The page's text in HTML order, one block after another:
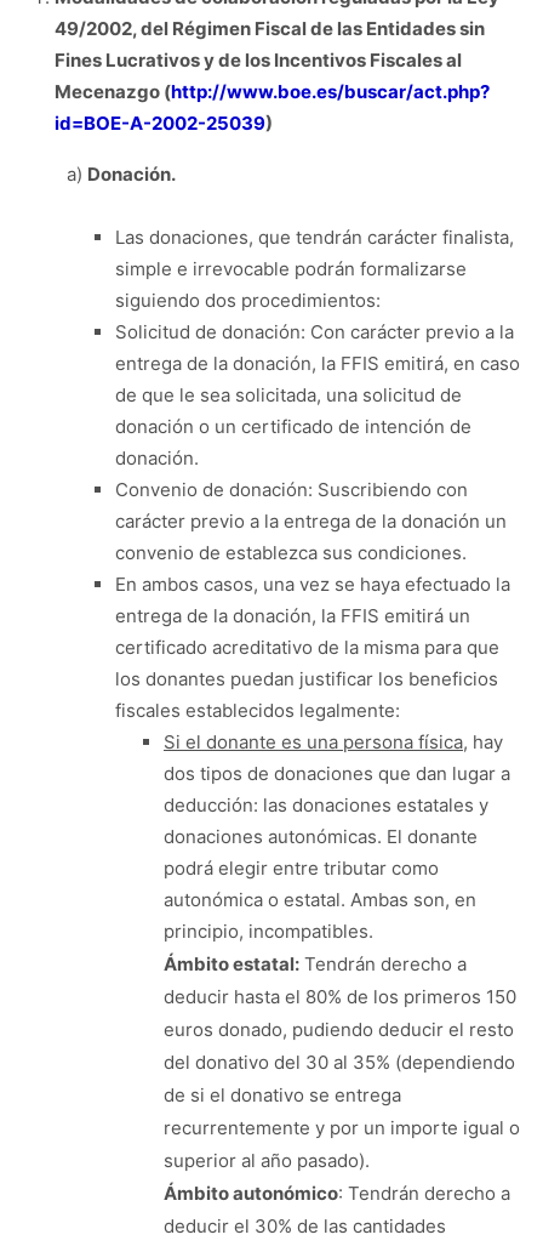
49/2002, del Régimen Fiscal de las Entidades sin
Fines Lucrativos y de los Incentivos Fiscales al
Mecenazgo (http://www.boe.es/buscar/act.php?
id=BOE-A-2002-25039)
a) Donación.
Las donaciones, que tendrán carácter finalista,
simple e irrevocable podrán formalizarse
siguiendo dos procedimientos:
Solicitud de donación: Con carácter previo a la
entrega de la donación, la FFIS emitirá, en caso
de que le sea solicitada, una solicitud de
donación o un certificado de intención de
donación.
Convenio de donación: Suscribiendo con
carácter previo a la entrega de la donación un
convenio de establezca sus condiciones.
En ambos casos, una vez se haya efectuado la
entrega de la donación, la FFIS emitirá un
certificado acreditativo de la misma para que
los donantes puedan justificar los beneficios
fiscales establecidos legalmente:
Si el donante es una persona física, hay
dos tipos de donaciones que dan lugar a
deducción: las donaciones estatales y
donaciones autonómicas. El donante
podrá elegir entre tributar como
autonómica o estatal. Ambas son, en
principio, incompatibles.
Ámbito estatal: Tendrán derecho a
deducir hasta el 80% de los primeros 150
euros donado, pudiendo deducir el resto
del donativo del 30 al 35% (dependiendo
de si el donativo se entrega
recurrentemente y por un importe igual o
superior al año pasado).
Ámbito autonómico: Tendrán derecho a
deducir el 30% de las cantidades